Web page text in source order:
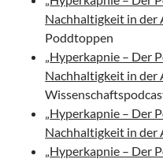
Nachhaltigkeit in der
Poddtoppen
„Hyperkapnie – Der
Nachhaltigkeit in der
„Hyperkapnie – Der
Nachhaltigkeit in der
„Hyperkapnie – Der